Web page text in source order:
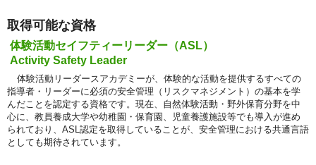
取得可能な資格
体験活動セイフティーリーダー（ASL）
Activity Safety Leader
体験活動リーダースアカデミーが、体験的な活動を提供するすべての
指導者・リーダーに必須の安全管理（リスクマネジメント）の基本を学
んだことを認定する資格です。現在、自然体験活動・野外保育分野を中
心に、教員養成大学や幼稚園・保育園、児童養護施設等でも導入が進め
られており、ASL認定を取得していることが、安全管理における共通言語
としても期待されています。